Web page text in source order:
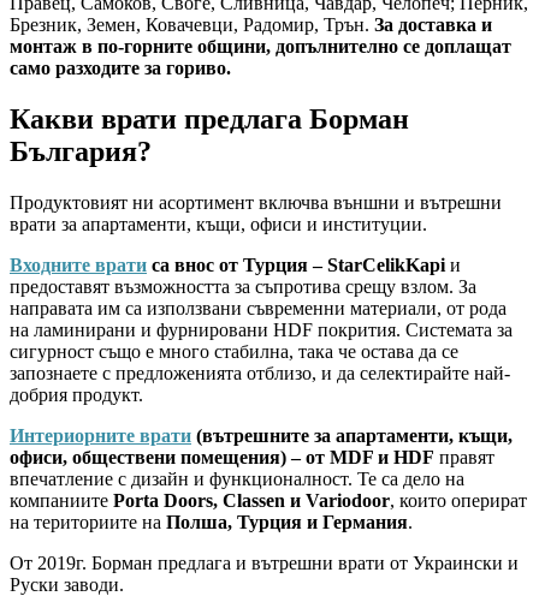
Брезник, Земен, Ковачевци, Радомир, Трън. За доставка и
монтаж в по-горните общини, допълнително се доплащат
само разходите за гориво.
Какви врати предлага Борман
България?
Продуктовият ни асортимент включва външни и вътрешни
врати за апартаменти, къщи, офиси и институции.
Входните врати са внос от Турция – StarCelikKapi и
предоставят възможността за съпротива срещу взлом. За
направата им са използвани съвременни материали, от рода
на ламинирани и фурнировани HDF покрития. Системата за
сигурност също е много стабилна, така че остава да се
запознаете с предложенията отблизо, и да селектирайте най-
добрия продукт.
Интериорните врати (вътрешните за апартаменти, къщи,
офиси, обществени помещения) – от MDF и HDF правят
впечатление с дизайн и функционалност. Те са дело на
компаниите Porta Doors, Classen и Variodoor, които оперират
на териториите на Полша, Турция и Германия.
От 2019г. Борман предлага и вътрешни врати от Украински и
Руски заводи.